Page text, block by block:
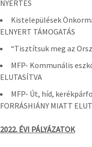
NYERTES
Kistelepülések
ELNYERT TÁMOGATÁS
“Tisztítsuk meg az
MFP- Kommunális
ELUTASÍTVA
MFP- Út, híd,
FORRÁSHIÁNY MIATT
2022. ÉVI PÁLYÁZATOK